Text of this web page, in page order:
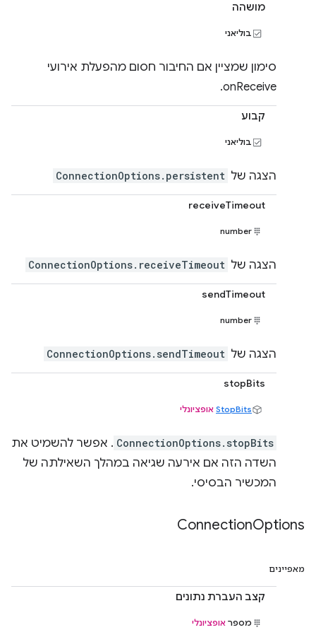
מושהה
בוליאני
סימון שמציין אם החיבור חסום מהפעלת אירועי
onReceive.
קבוע
בוליאני
הצגה של ConnectionOptions.persistent
receiveTimeout
number
הצגה של ConnectionOptions.receiveTimeout
sendTimeout
number
הצגה של ConnectionOptions.sendTimeout
stopBits
StopBits אופציונלי
ConnectionOptions.stopBits . אפשר להשמיט את
השדה הזה אם אירעה שגיאה במהלך השאילתה של
המכשיר הבסיסי.
ConnectionOptions
מאפיינים
קצב העברת נתונים
מספר אופציונלי